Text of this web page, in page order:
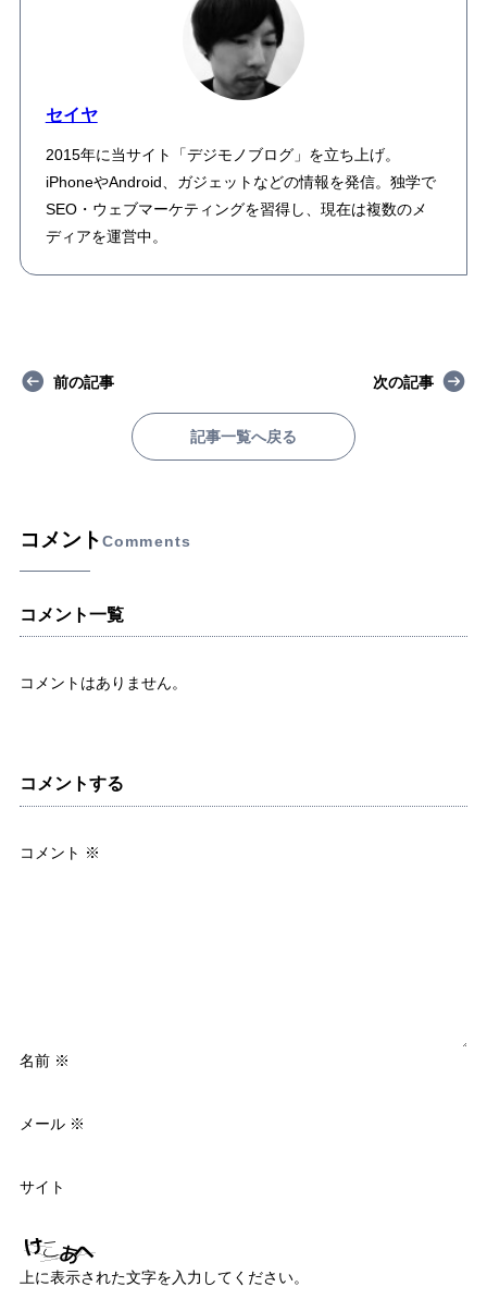
セイヤ
2015年に当サイト「デジモノブログ」を立ち上げ。
iPhoneやAndroid、ガジェットなどの情報を発信。独学で
SEO・ウェブマーケティングを習得し、現在は複数のメ
ディアを運営中。
前の記事
記事一覧へ戻る
次の記事
コメントComments
コメント一覧
コメントはありません。
コメントする
コメント ※
名前 ※
メール ※
サイト
上に表示された文字を入力してください。